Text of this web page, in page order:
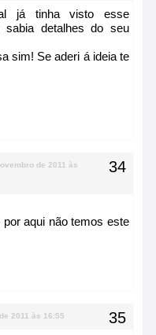
já tinha visto esse
detalhes do seu
sim! Se aderi á ideia te
de 2011 às
aqui não temos este
2011 às 16:55